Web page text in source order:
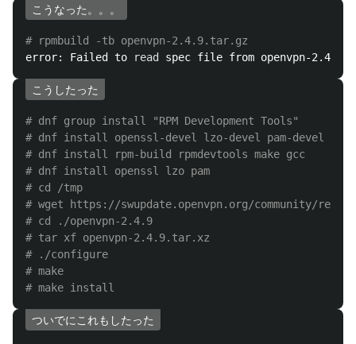
こうなった。。。
# rpmbuild -tb openvpn-2.4.9.tar.gz
error: Failed to
read
こうしたった
# dnf group install "RPM Development Tools"
# dnf install openssl-devel lzo-devel pam-devel
# dnf install rpm-build rpmdevtools make gcc
# dnf install openssl lzo pam
# cd /tmp
# wget https://swupdate.openvpn.org/community/
# cd ./openvpn-2.4.9
# tar xf openvpn-2.4.9.tar.xz
# ./configure
# make
# make install
ついでにこれもしたった